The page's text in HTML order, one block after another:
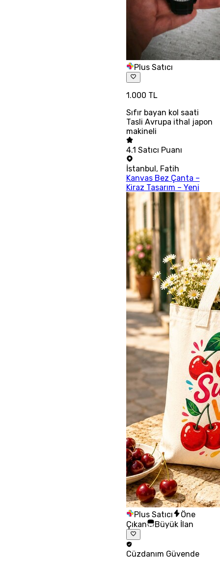
Plus Satıcı
1.000 TL
Sıfır bayan kol saati
Tasli Avrupa ithal japon
makineli
4.1 Satıcı Puanı
İstanbul, Fatih
Kanvas Bez Çanta –
Kiraz Tasarım – Yeni
Plus Satıcı
Öne
Çıkan
Büyük İlan
Cüzdanım Güvende